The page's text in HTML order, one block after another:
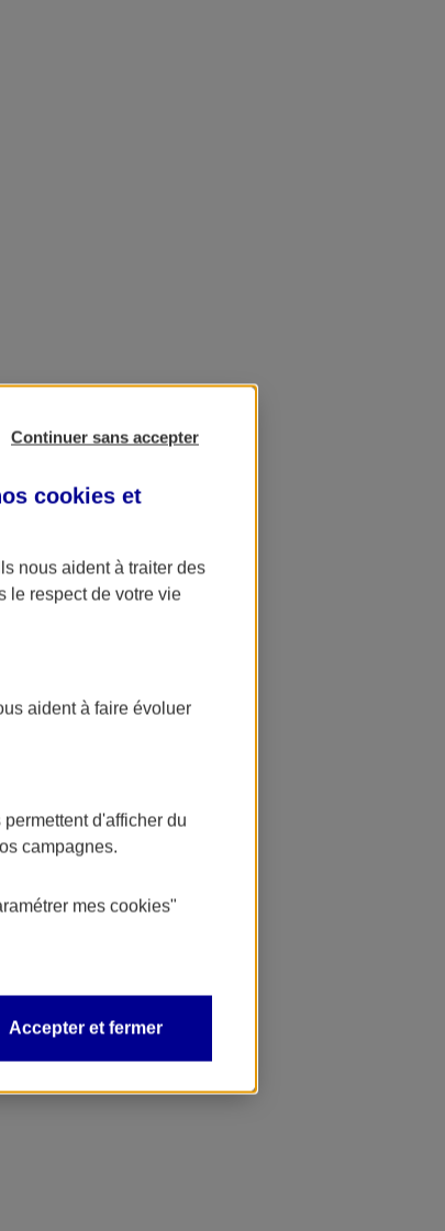
Continuer sans accepter
cookies et
nous aident à traiter des
le respect de votre vie
aident à faire évoluer
d'afficher du
campagnes.
mes cookies"
Accepter et fermer